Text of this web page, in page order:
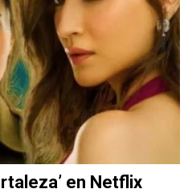
en Netflix